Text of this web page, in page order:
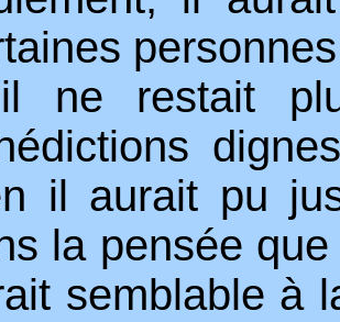
ne restait
il aurait pu
la pensée
semblable à